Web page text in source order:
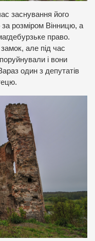
заснування його
розміром Вінницю, а
право.
але під час
і вони
один з депутатів